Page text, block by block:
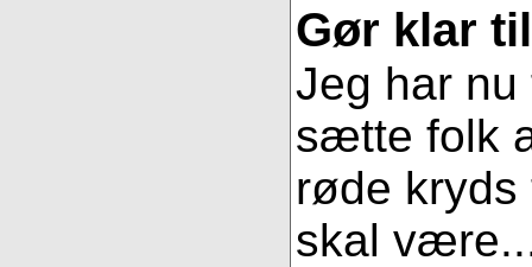
Gør klar
Jeg har
sætte folk
røde
skal